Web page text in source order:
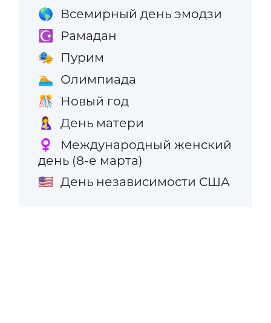
🌎 Всемирный день эмодзи
☪️ Рамадан
🎭 Пурим
🏊 Олимпиада
🎊 Новый год
🤱 День матери
♀️
Международный женский
день (8-е марта)
🇺🇸 День независимости США